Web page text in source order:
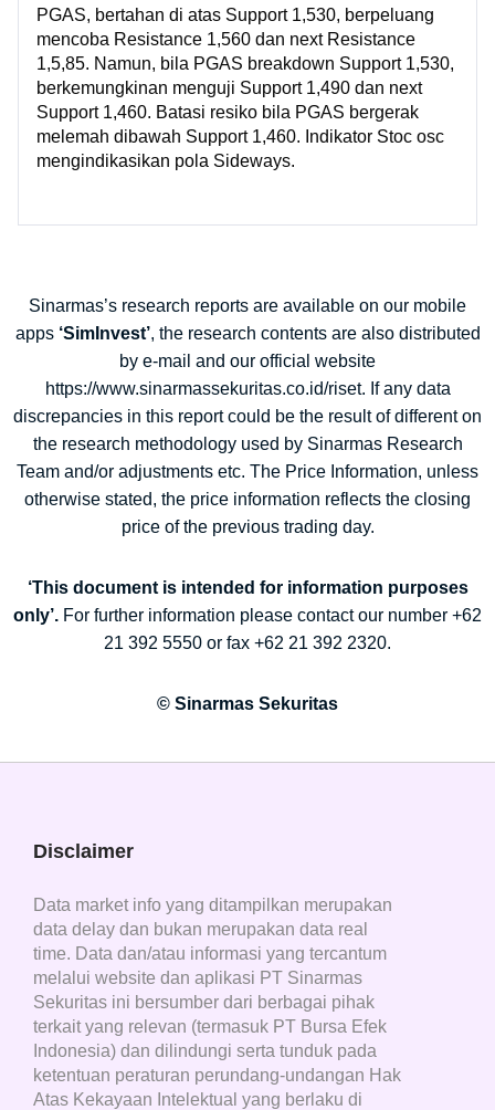
PGAS, bertahan di atas Support 1,530, berpeluang
mencoba Resistance 1,560 dan next Resistance
1,5,85. Namun, bila PGAS breakdown Support 1,530,
berkemungkinan menguji Support 1,490 dan next
Support 1,460. Batasi resiko bila PGAS bergerak
melemah dibawah Support 1,460. Indikator Stoc osc
mengindikasikan pola Sideways.
Sinarmas’s research reports are available on our mobile
apps‘SimInvest’, the research contents are also distributed
by e-mail and our official website
https://www.sinarmassekuritas.co.id/riset. If any data
discrepancies in this report could be the result of different on
the research methodology used by Sinarmas Research
Team and/or adjustments etc. The Price Information, unless
otherwise stated, the price information reflects the closing
price of the previous trading day.
‘This document is intended for information purposes
only’. For further information please contact our number +62
21 392 5550 or fax +62 21 392 2320.
© Sinarmas Sekuritas
Disclaimer
Data market info yang ditampilkan merupakan
data delay dan bukan merupakan data real
time. Data dan/atau informasi yang tercantum
melalui website dan aplikasi PT Sinarmas
Sekuritas ini bersumber dari berbagai pihak
terkait yang relevan (termasuk PT Bursa Efek
Indonesia) dan dilindungi serta tunduk pada
ketentuan peraturan perundang-undangan Hak
Atas Kekayaan Intelektual yang berlaku di